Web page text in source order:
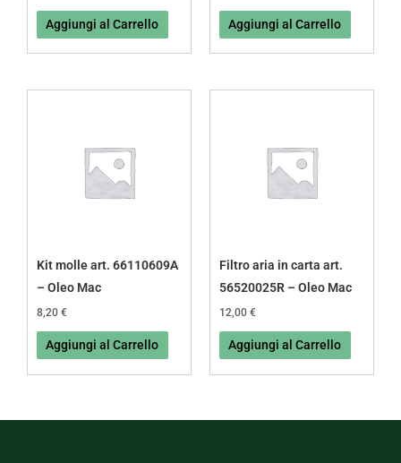
Aggiungi al Carrello Aggiungi al Carrello
Kit molle art. 66110609A
– Oleo Mac
8,20 €
Aggiungi al Carrello
Filtro aria in carta art.
56520025R – Oleo Mac
12,00 €
Aggiungi al Carrello